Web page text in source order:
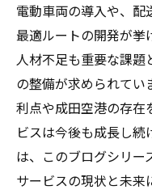
電動車両の導入や、配
最適ルートの開発が挙
人材不足も重要な課題
の整備が求められてい
利点や成田空港の存在
ビスは今後も成長し
は、このブログシリー
サービスの現状と未